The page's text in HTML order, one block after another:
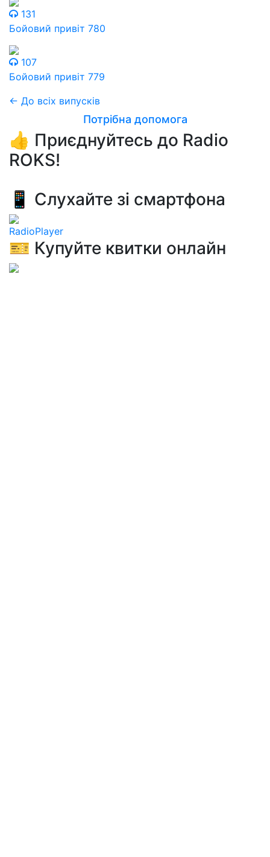
131
Бойовий привіт 780
107
Бойовий привіт 779
← До всіх випусків
Потрібна допомога
👍 Приєднуйтесь до Radio
ROKS!
📱 Слухайте зі смартфона
RadioPlayer
🎫 Купуйте квитки онлайн